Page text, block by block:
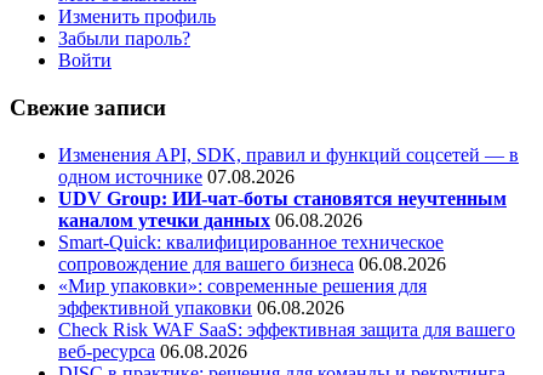
Изменить профиль
Забыли пароль?
Войти
Свежие записи
Изменения API, SDK, правил и функций соцсетей — в
одном источнике 07.08.2026
UDV Group: ИИ-чат-боты становятся неучтенным
каналом утечки данных 06.08.2026
Smart-Quick: квалифицированное техническое
сопровождение для вашего бизнеса 06.08.2026
«Мир упаковки»: современные решения для
эффективной упаковки 06.08.2026
Check Risk WAF SaaS: эффективная защита для вашего
веб-ресурса 06.08.2026